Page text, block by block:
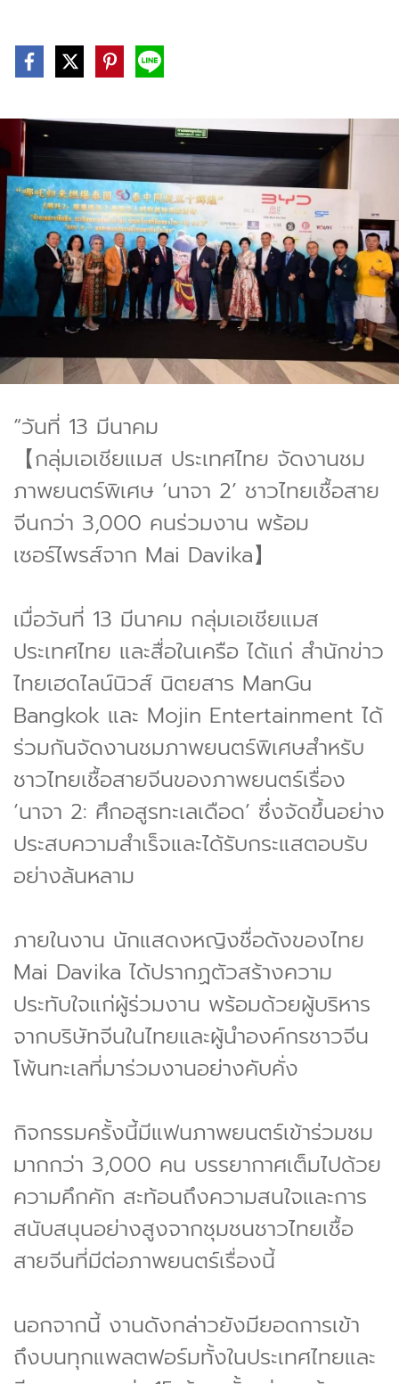
“วันที่ 13 มีนาคม
【กลุ่มเอเชียแมส ประเทศไทย จัดงานชม
ภาพยนตร์พิเศษ ‘นาจา 2’ ชาวไทยเชื้อสาย
จีนกว่า 3,000 คนร่วมงาน พร้อม
เซอร์ไพรส์จาก Mai Davika】
เมื่อวันที่ 13 มีนาคม กลุ่มเอเชียแมส
ประเทศไทย และสื่อในเครือ ได้แก่ สำนักข่าว
ไทยเฮดไลน์นิวส์ นิตยสาร ManGu
Bangkok และ Mojin Entertainment ได้
ร่วมกันจัดงานชมภาพยนตร์พิเศษสำหรับ
ชาวไทยเชื้อสายจีนของภาพยนตร์เรื่อง
‘นาจา 2: ศึกอสูรทะเลเดือด’ ซึ่งจัดขึ้นอย่าง
ประสบความสำเร็จและได้รับกระแสตอบรับ
อย่างล้นหลาม
ภายในงาน นักแสดงหญิงชื่อดังของไทย
Mai Davika ได้ปรากฏตัวสร้างความ
ประทับใจแก่ผู้ร่วมงาน พร้อมด้วยผู้บริหาร
จากบริษัทจีนในไทยและผู้นำองค์กรชาวจีน
โพ้นทะเลที่มาร่วมงานอย่างคับคั่ง
กิจกรรมครั้งนี้มีแฟนภาพยนตร์เข้าร่วมชม
มากกว่า 3,000 คน บรรยากาศเต็มไปด้วย
ความคึกคัก สะท้อนถึงความสนใจและการ
สนับสนุนอย่างสูงจากชุมชนชาวไทยเชื้อ
สายจีนที่มีต่อภาพยนตร์เรื่องนี้
นอกจากนี้ งานดังกล่าวยังมียอดการเข้า
ถึงบนทุกแพลตฟอร์มทั้งในประเทศไทยและ